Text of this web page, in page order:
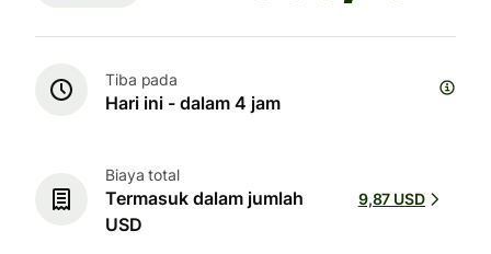
Tiba pada
Hari ini - dalam 4 jam
Biaya total
Termasuk dalam jumlah
USD
9,87 USD